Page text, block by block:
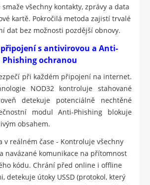
smaže všechny kontakty, zprávy a data
kartě. Pokročilá metoda zajistí trvalé
dat bez možnosti pozdější obnovy.
připojení s antivirovou a Anti-
Phishing ochranou
při každém připojení na internet.
NOD32 kontroluje stahované
detekuje potenciálně nechtěné
modul Anti-Phishing blokuje
obsahem.
v reálném čase - Kontroluje všechny
navázané komunikace na přítomnost
kódu. Chrání před online i offline
detekuje útoky USSD (protokol, který